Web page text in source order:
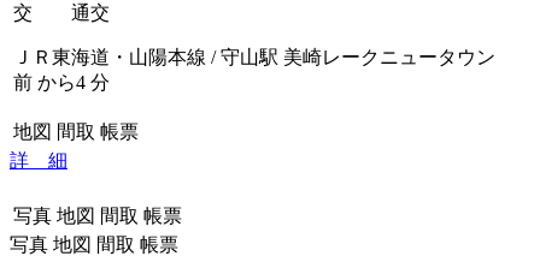
交 通交
ＪＲ東海道・山陽本線 / 守山駅 美崎レークニュータウン
前 から4 分
地図 間取 帳票
詳 細
写真 地図 間取 帳票
写真 地図 間取 帳票